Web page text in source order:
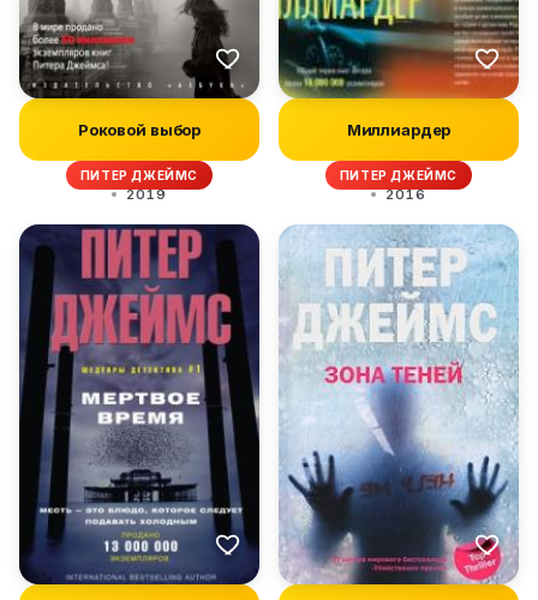
Роковой выбор
ПИТЕР ДЖЕЙМС
2019
Миллиардер
ПИТЕР ДЖЕЙМС
2016